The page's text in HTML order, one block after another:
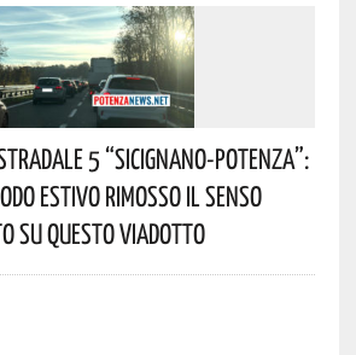
5 “Sicignano-Potenza”:
Estivo Rimosso Il Senso
Su Questo Viadotto